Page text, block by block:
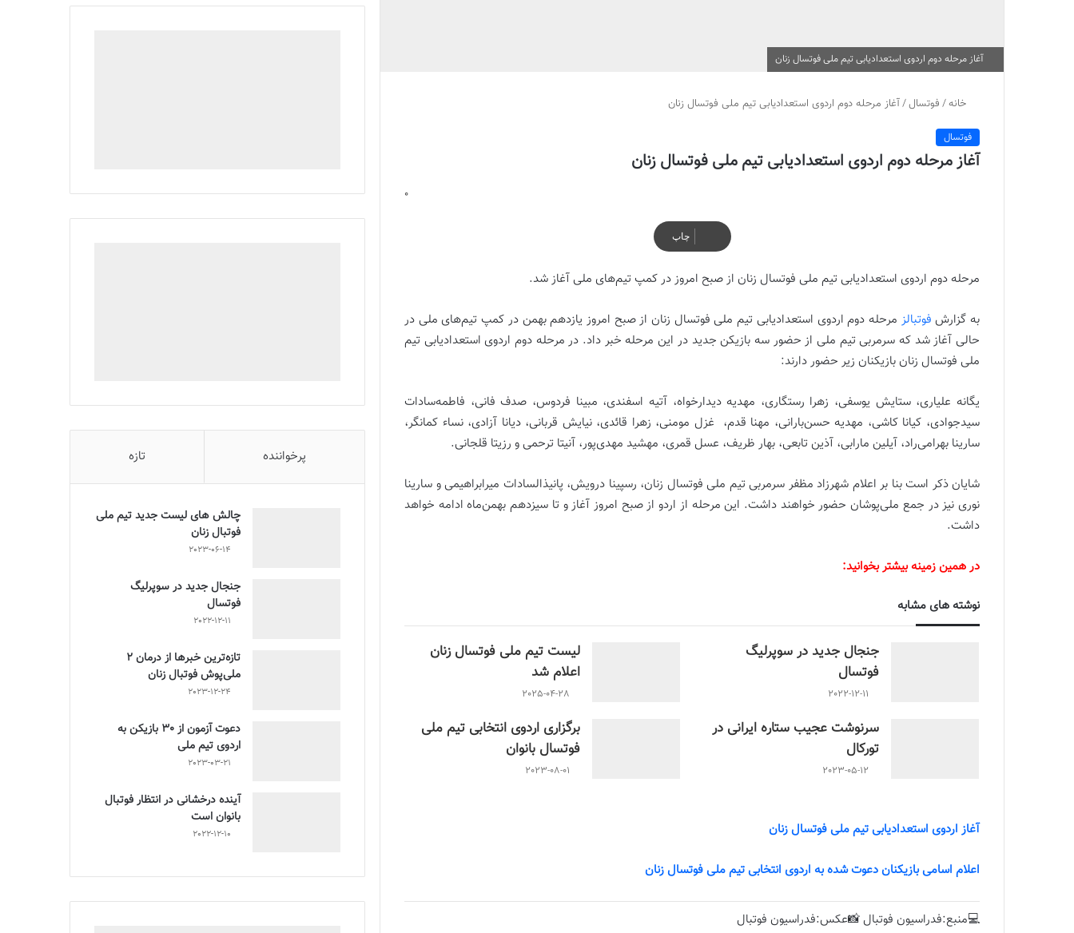
آغاز مرحله دوم اردوی استعدادیابی تیم ملی فوتسال زنان
خانه/ فوتسال/آغاز مرحله دوم اردوی استعدادیابی تیم ملی فوتسال زنان
فوتسال
آغاز مرحله دوم اردوی استعدادیابی تیم ملی فوتسال زنان
0
چاپ
مرحله دوم اردوی استعدادیابی تیم ملی فوتسال زنان از صبح امروز در کمپ تیم‌های ملی آغاز شد.
به گزارش فوتبالز مرحله دوم اردوی استعدادیابی تیم ملی فوتسال زنان از صبح امروز یازدهم بهمن در کمپ تیم‌های ملی در
حالی آغاز شد که سرمربی تیم ملی از حضور سه بازیکن جدید در این مرحله خبر داد. در مرحله دوم اردوی استعدادیابی تیم
ملی فوتسال زنان بازیکنان زیر حضور دارند:
یگانه علیاری، ستایش یوسفی، زهرا رستگاری، مهدیه دیدارخواه، آتیه اسفندی، مبینا فردوس، صدف فانی، فاطمه‌سادات
سیدجوادی، کیانا کاشی، مهدیه حسن‌بارانی، مهنا قدم، غزل مومنی، زهرا قائدی، نیایش قربانی، دیانا آزادی، نساء کمانگر،
سارینا بهرامی‌راد، آیلین مارابی، آذین تابعی، بهار ظریف، عسل قمری، مهشید مهدی‌پور، آنیتا ترحمی و رزیتا قلجانی.
شایان ذکر است بنا بر اعلام شهرزاد مظفر سرمربی تیم ملی فوتسال زنان، رسپینا درویش، پانیذالسادات میرابراهیمی و سارینا
نوری نیز در جمع ملی‌پوشان حضور خواهند داشت. این مرحله از اردو از صبح امروز آغاز و تا سیزدهم بهمن‌ماه ادامه خواهد
داشت.
در همین زمینه بیشتر بخوانید:
نوشته های مشابه
جنجال جدید در سوپرلیگ
فوتسال
2022-12-11
لیست تیم ملی فوتسال زنان
اعلام شد
2025-04-28
سرنوشت عجیب ستاره ایرانی در
تورکال
2023-05-12
برگزاری اردوی انتخابی تیم ملی
فوتسال بانوان
2023-08-01
آغاز اردوی استعدادیابی تیم ملی فوتسال زنان
اعلام اسامی بازیکنان دعوت شده به اردوی انتخابی تیم ملی فوتسال زنان
💻منبع:فدراسیون فوتبال 📸عکس:فدراسیون فوتبال
پرخواننده تازه
چالش هاى ليست جدید تيم ملى
فوتبال زنان
2023-06-14
جنجال جدید در سوپرلیگ
فوتسال
2022-12-11
تازه‌ترین خبرها از درمان ۲
ملی‌پوش فوتبال زنان
2023-12-24
دعوت آزمون از 30 بازیکن به
اردوی تیم ملی
2023-03-21
آینده درخشانی در انتظار فوتبال
بانوان است
2022-12-10